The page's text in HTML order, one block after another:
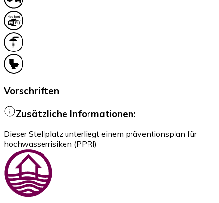
Vorschriften
Zusätzliche Informationen:
Dieser Stellplatz unterliegt einem präventionsplan für
hochwasserrisiken (PPRI)